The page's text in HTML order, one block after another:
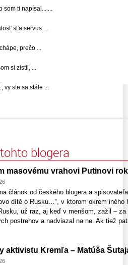
som ti napísal... ...
sťa servus ...
prečo ...
si zistil, ...
vy ste sa stále ...
blogera
masovému vrahovi Putinovi
článok od českého blogera a
dítě o Rusku…“, v ktorom okrem
už raz, aj keď v menšom, zažil –
postrehov a nadviazal na ne. Ak tiež
aktivistu Kremľa – Matúša